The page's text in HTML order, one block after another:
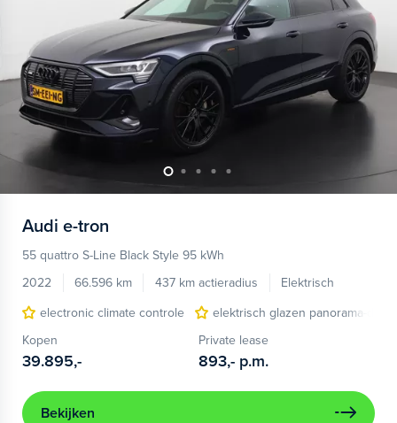
Audi e-tron
55 quattro S-Line Black Style 95 kWh
2022
66.596 km 437 km actieradius
Elektrisch
electronic climate controle
elektrisch glazen panorama-dak
Kopen
39.895,-
Private lease
893,- p.m.
Bekijken